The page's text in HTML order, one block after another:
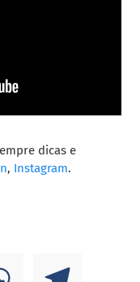
dicas e
, Instagram.